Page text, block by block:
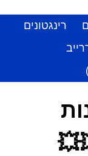
רינגטונים